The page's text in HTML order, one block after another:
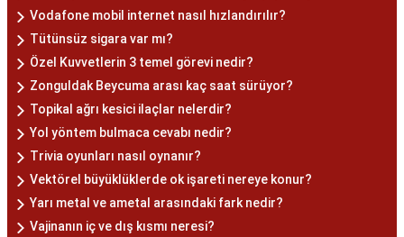
Vodafone mobil internet nasıl hızlandırılır?
Tütünsüz sigara var mı?
Özel Kuvvetlerin 3 temel görevi nedir?
Zonguldak Beycuma arası kaç saat sürüyor?
Topikal ağrı kesici ilaçlar nelerdir?
Yol yöntem bulmaca cevabı nedir?
Trivia oyunları nasıl oynanır?
Vektörel büyüklüklerde ok işareti nereye konur?
Yarı metal ve ametal arasındaki fark nedir?
Vajinanın iç ve dış kısmı neresi?